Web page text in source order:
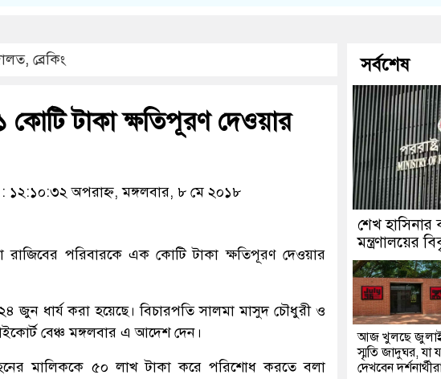
, ব্রেকিং
কোটি টাকা ক্ষতিপূরণ দেওয়ার
: ১২:১০:৩২ অপরাহ্ন, মঙ্গলবার, ৮ মে ২০১৮
রাজিবের পরিবারকে এক কোটি টাকা ক্ষতিপূরণ দেওয়ার
জুন ধার্য করা হয়েছে। বিচারপতি সালমা মাসুদ চৌধুরী ও
বেঞ্চ মঙ্গলবার এ আদেশ দেন।
মালিককে ৫০ লাখ টাকা করে পরিশোধ করতে বলা
সর্বশেষ
শেখ হাসিনার
মন্ত্রণালয়ের
আজ খুলছে
স্মৃতি জাদুঘর, যা
দেখবেন